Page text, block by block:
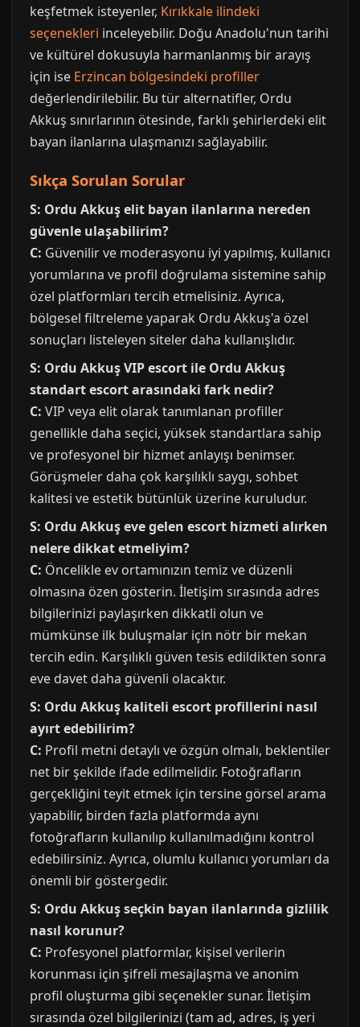
keşfetmek isteyenler, Kırıkkale ilindeki
seçenekleri inceleyebilir. Doğu Anadolu'nun tarihi
ve kültürel dokusuyla harmanlanmış bir arayış
için ise Erzincan bölgesindeki profiller
değerlendirilebilir. Bu tür alternatifler, Ordu
Akkuş sınırlarının ötesinde, farklı şehirlerdeki elit
bayan ilanlarına ulaşmanızı sağlayabilir.
Sıkça Sorulan Sorular
S: Ordu Akkuş elit bayan ilanlarına nereden
güvenle ulaşabilirim?
C: Güvenilir ve moderasyonu iyi yapılmış, kullanıcı
yorumlarına ve profil doğrulama sistemine sahip
özel platformları tercih etmelisiniz. Ayrıca,
bölgesel filtreleme yaparak Ordu Akkuş'a özel
sonuçları listeleyen siteler daha kullanışlıdır.
S: Ordu Akkuş VIP escort ile Ordu Akkuş
standart escort arasındaki fark nedir?
C: VIP veya elit olarak tanımlanan profiller
genellikle daha seçici, yüksek standartlara sahip
ve profesyonel bir hizmet anlayışı benimser.
Görüşmeler daha çok karşılıklı saygı, sohbet
kalitesi ve estetik bütünlük üzerine kuruludur.
S: Ordu Akkuş eve gelen escort hizmeti alırken
nelere dikkat etmeliyim?
C: Öncelikle ev ortamınızın temiz ve düzenli
olmasına özen gösterin. İletişim sırasında adres
bilgilerinizi paylaşırken dikkatli olun ve
mümkünse ilk buluşmalar için nötr bir mekan
tercih edin. Karşılıklı güven tesis edildikten sonra
eve davet daha güvenli olacaktır.
S: Ordu Akkuş kaliteli escort profillerini nasıl
ayırt edebilirim?
C: Profil metni detaylı ve özgün olmalı, beklentiler
net bir şekilde ifade edilmelidir. Fotoğrafların
gerçekliğini teyit etmek için tersine görsel arama
yapabilir, birden fazla platformda aynı
fotoğrafların kullanılıp kullanılmadığını kontrol
edebilirsiniz. Ayrıca, olumlu kullanıcı yorumları da
önemli bir göstergedir.
S: Ordu Akkuş seçkin bayan ilanlarında gizlilik
nasıl korunur?
C: Profesyonel platformlar, kişisel verilerin
korunması için şifreli mesajlaşma ve anonim
profil oluşturma gibi seçenekler sunar. İletişim
sırasında özel bilgilerinizi (tam ad, adres, iş yeri